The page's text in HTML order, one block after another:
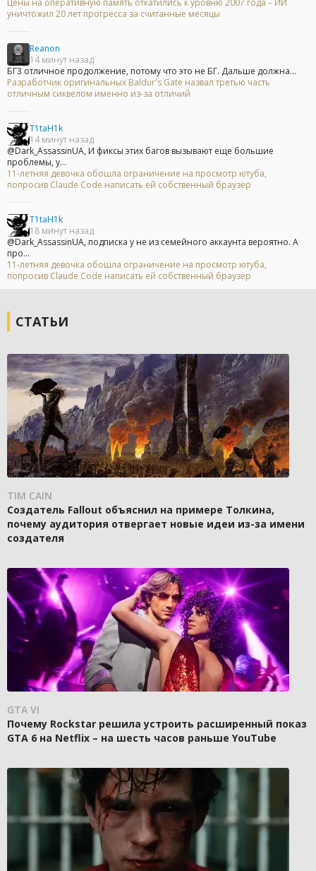
Цены на оперативную память откатились к уровню 2007 года – ИИ
уничтожил 20 лет прогресса за считанные месяцы
Reanon
14 минут назад
БГ3 отличное продолжение, потому что это не БГ. Дальше должна...
Разработчик оригинальных Baldur's Gate назвал третью часть
отличным сиквелом именно из-за отличий
T1taH1k
14 минут назад
@Dark_AssassinUA, И фиксы этих багов вызывают еще большие
проблемы, у...
11-летняя девочка обошла ограничение на просмотр ютуба,
попросив Claude Code написать ей собственный браузер
T1taH1k
18 минут назад
@Dark_AssassinUA, подписка у не из семейного аккаунта вероятно. А
про...
11-летняя девочка обошла ограничение на просмотр ютуба,
попросив Claude Code написать ей собственный браузер
СТАТЬИ
TIM CAIN
Создатель Fallout объяснил на примере Толкина,
почему аудитория отвергает новые идеи из-за имени
создателя
GTA VI
Почему Rockstar решила устроить расширенный показ
GTA 6 на Netflix – на шесть часов раньше YouTube